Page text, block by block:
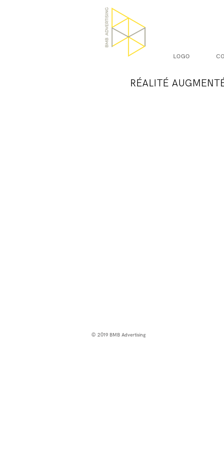
LOGO
RÉALITÉ
© 2019 BMB Advertising